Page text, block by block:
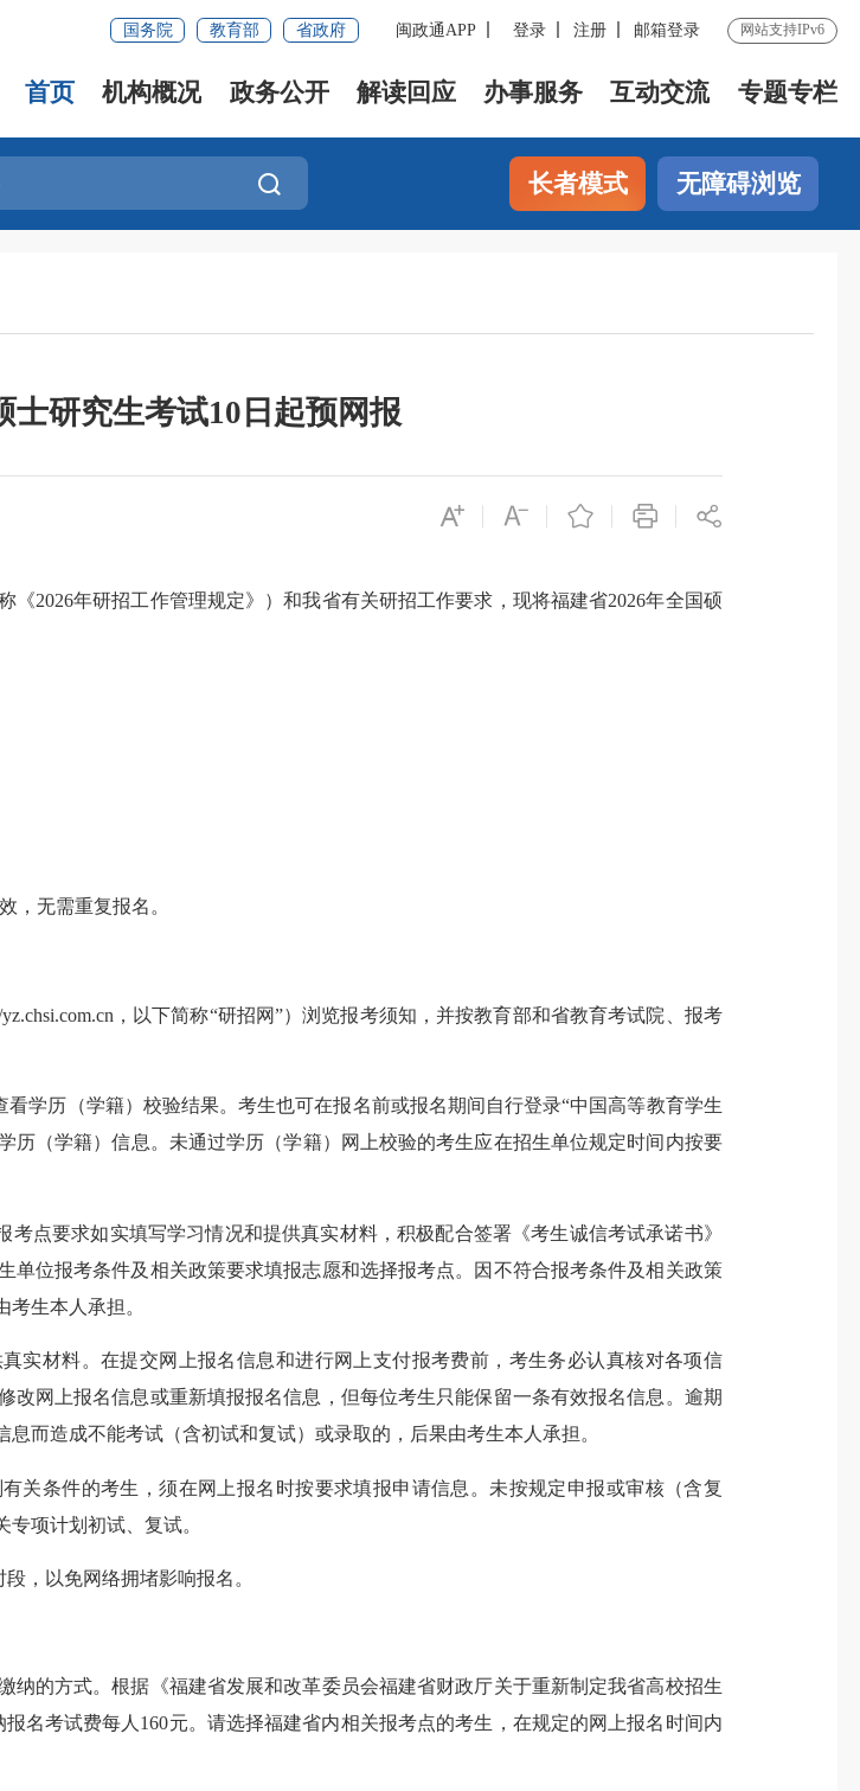
国务院 教育部 省政府 闽政通APP 登录 注册 邮箱登录 网站支持IPv6
首页 机构概况 政务公开 解读回应 办事服务 互动交流 专题专栏
长者模式 无障碍浏览
士研究生考试10日起预网报
2026年研招工作管理规定》）和我省有关研招工作要求，现将福建省2026年全国硕
，无需重复报名。
，以下简称“研招网”）浏览报考须知，并按教育部和省教育考试院、报考
历（学籍）校验结果。考生也可在报名前或报名期间自行登录“中国高等教育学生
历（学籍）信息。未通过学历（学籍）网上校验的考生应在招生单位规定时间内按要
要求如实填写学习情况和提供真实材料，积极配合签署《考生诚信考试承诺书》
位报考条件及相关政策要求填报志愿和选择报考点。因不符合报考条件及相关政策
生本人承担。
材料。在提交网上报名信息和进行网上支付报考费前，考生务必认真核对各项信
网上报名信息或重新填报报名信息，但每位考生只能保留一条有效报名信息。逾期
而造成不能考试（含初试和复试）或录取的，后果由考生本人承担。
条件的考生，须在网上报名时按要求填报申请信息。未按规定申报或审核（含复
项计划初试、复试。
，以免网络拥堵影响报名。
的方式。根据《福建省发展和改革委员会福建省财政厅关于重新制定我省高校招生
名考试费每人160元。请选择福建省内相关报考点的考生，在规定的网上报名时间内